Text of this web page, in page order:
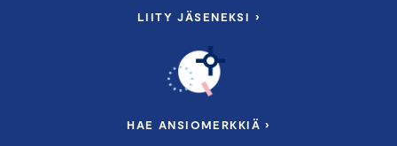
LIITY JÄSENEKSI ›
HAE ANSIOMERKKIÄ ›